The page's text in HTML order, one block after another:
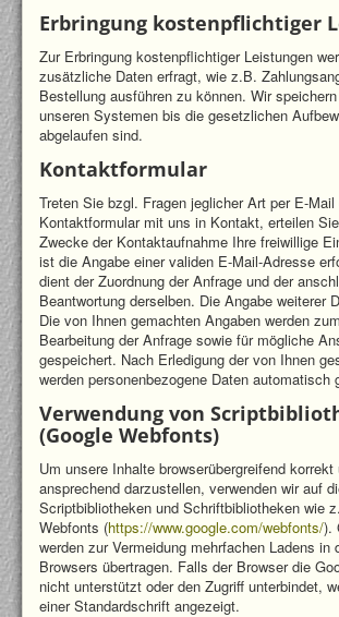
Erbringung kostenpflichtiger
Zur Erbringung kostenpflichtiger Leistungen
zusätzliche Daten erfragt, wie z.B.
Bestellung ausführen zu können. Wir
unseren Systemen bis die gesetzlichen
abgelaufen sind.
Kontaktformular
Treten Sie bzgl. Fragen jeglicher Art per E-Mail
Kontaktformular mit uns in Kontakt, erteilen
Zwecke der Kontaktaufnahme Ihre freiwillige
ist die Angabe einer validen E-Mail-Adresse
dient der Zuordnung der Anfrage und der
Beantwortung derselben. Die Angabe weiterer
Die von Ihnen gemachten Angaben werden
Bearbeitung der Anfrage sowie für mögliche
gespeichert. Nach Erledigung der von Ihnen
werden personenbezogene Daten automatisch
Verwendung von
(Google Webfonts)
Um unsere Inhalte browserübergreifend
ansprechend darzustellen, verwenden wir auf
Scriptbibliotheken und Schriftbibliotheken wie
Webfonts (https://www.google.com/webfonts/).
werden zur Vermeidung mehrfachen Ladens in
Browsers übertragen. Falls der Browser die
nicht unterstützt oder den Zugriff unterbindet,
einer Standardschrift angezeigt.